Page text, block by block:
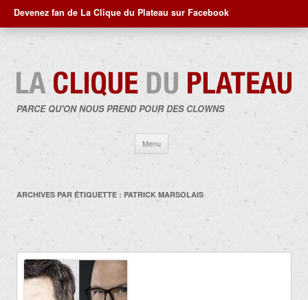
Devenez fan de La Clique du Plateau sur Facebook
PARCE QU'ON NOUS PREND POUR DES CLOWNS
Menu
contenu
ARCHIVES PAR ÉTIQUETTE : PATRICK MARSOLAIS